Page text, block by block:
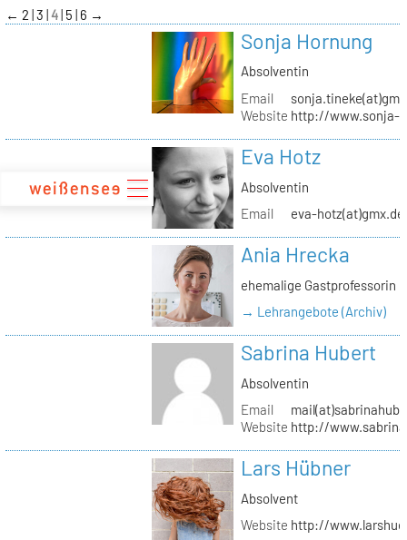
zum
Inhalt
← 2 3 4 5 6 →
Sonja Hornung
Absolventin
Email
Website http://www.sonja-
Eva Hotz
Absolventin
Email
eva-hotz(at)gmx.de
Ania Hrecka
ehemalige Gastprofessorin
→ Lehrangebote (Archiv)
Sabrina Hubert
Absolventin
Email
Website http://
Lars Hübner
Absolvent
Website http://